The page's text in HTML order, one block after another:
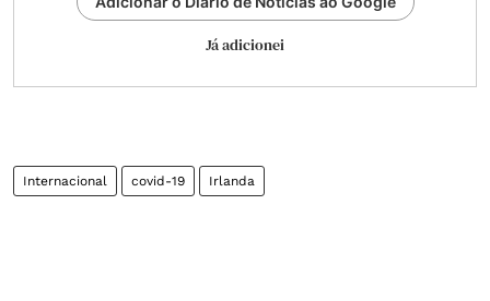
Já adicionei
Internacional covid-19 Irlanda